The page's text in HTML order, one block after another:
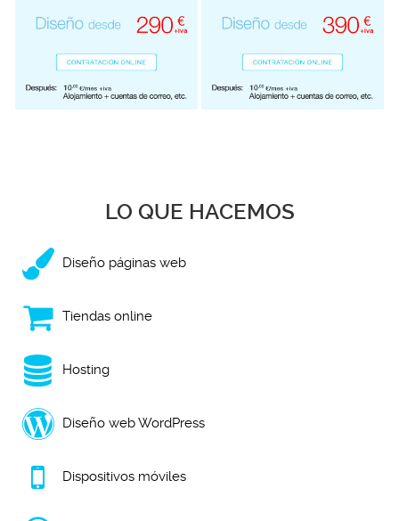
LO QUE HACEMOS
Diseño páginas web
Tiendas online
Hosting
Diseño web WordPress
Dispositivos móviles